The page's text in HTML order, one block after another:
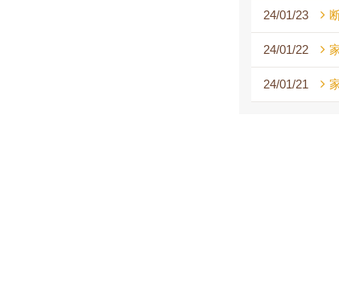
24/01/23
24/01/22
24/01/21